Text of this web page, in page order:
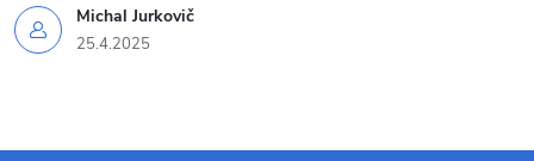
Michal Jurkovič
25.4.2025